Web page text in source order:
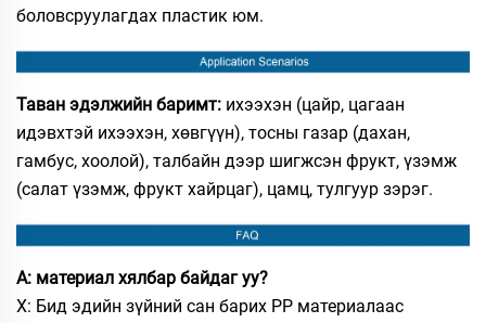
боловсруулагдах пластик юм.
Таван эдэлжийн баримт: ихээхэн (цайр, цагаан
идэвхтэй ихээхэн, хөвгүүн), тосны газар (дахан,
гамбус, хоолой), талбайн дээр шигжсэн фрукт, үзэмж
(салат үзэмж, фрукт хайрцаг), цамц, тулгуур зэрэг.
А: материал хялбар байдаг уу?
Х: Бид эдийн зүйний сан барих PP материалаас